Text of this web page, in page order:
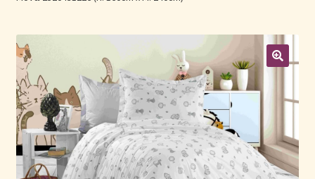
Βρεφικά Λευκά Είδη
Επικοινωνία
Επιστροφές Προϊόντων
Η εταιρία μας